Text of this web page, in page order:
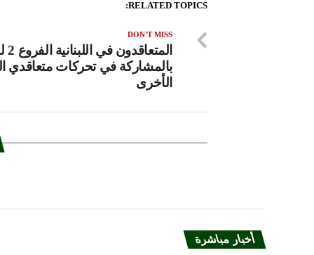
RELATED TOPICS:
DON'T MISS
بالمشاركة في تحركات متعاقدي
الأخرى
أخبار مباشرة